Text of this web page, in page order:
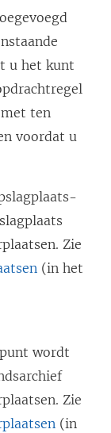
u het kunt
ten
voordat u
Zie
(in het
wordt
Zie
(in